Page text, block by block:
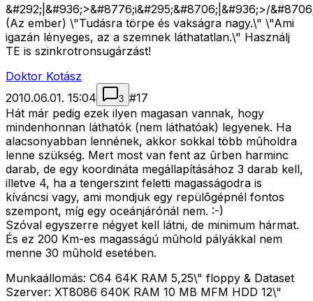
&#292;|&#936;>&#8776;i&#295;&#8706;|&#936;>/
(Az ember) \"Tudásra törpe és vakságra nagy.\" \"Ami
igazán lényeges, az a szemnek láthatatlan.\" Használj
TE is szinkrotronsugárzást!
Doktor Kotász
2010.06.01. 15:04
3 #17
Hát már pedig ezek ilyen magasan vannak, hogy
mindenhonnan láthatók (nem láthatóak) legyenek. Ha
alacsonyabban lennének, akkor sokkal több mûholdra
lenne szükség. Mert most van fent az ûrben harminc
darab, de egy koordináta megállapításához 3 darab kell,
illetve 4, ha a tengerszint feletti magasságodra is
kíváncsi vagy, ami mondjuk egy repülõgépnél fontos
szempont, míg egy oceánjárónál nem. :-)
Szóval egyszerre négyet kell látni, de minimum hármat.
És ez 200 Km-es magasságú mûhold pályákkal nem
menne 30 mûhold esetében.
Munkaállomás: C64 64K RAM 5,25\" floppy & Dataset
Szerver: XT8086 640K RAM 10 MB MFM HDD 12\"